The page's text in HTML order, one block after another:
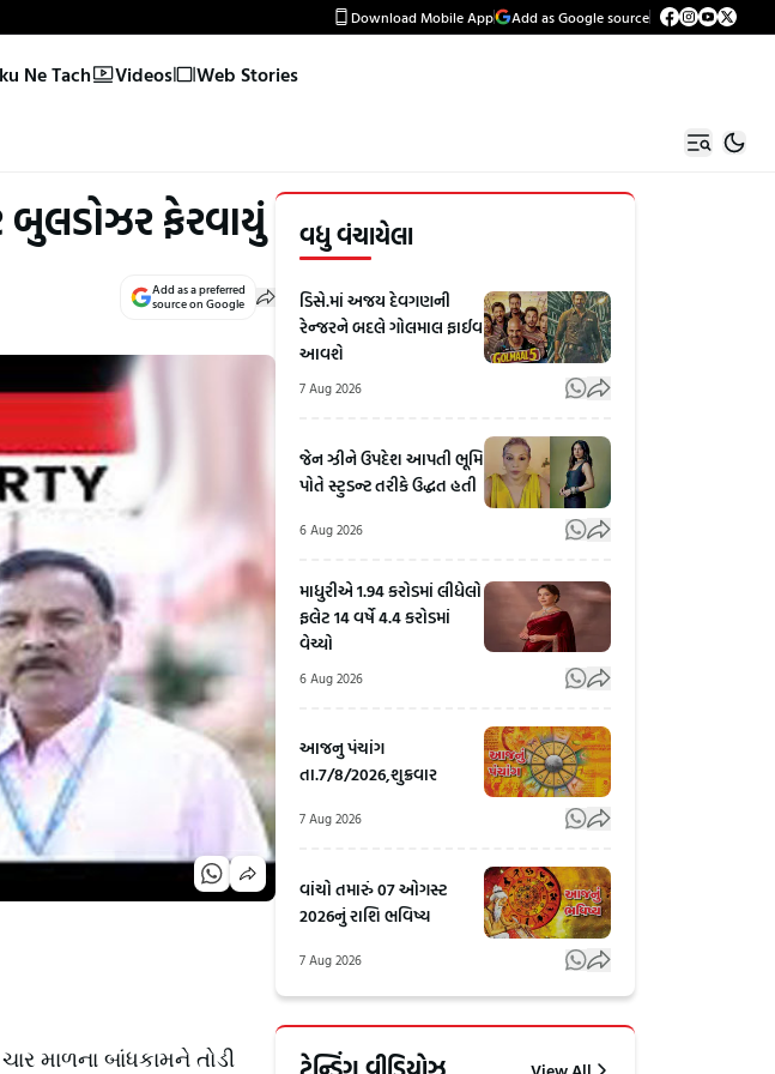
Download Mobile App Add as Google source
Ne Tach Videos Web Stories
બુલડોઝર ફેરવાયું
Add as a preferred
source on Google
માળના બાંધકામને તોડી
વધુ વંચાયેલા
ડિસે.માં અજય દેવગણની
રેન્જરને બદલે ગોલમાલ ફાઈવ
આવશે
7 Aug 2026
જેન ઝીને ઉપદેશ આપતી ભૂમિ
પોતે સ્ટુડન્ટ તરીકે ઉદ્ધત હતી
6 Aug 2026
માધુરીએ 1.94 કરોડમાં લીધેલો
ફલેટ 14 વર્ષે 4.4 કરોડમાં
વેચ્યો
6 Aug 2026
આજનુ પંચાંગ
તા.7/8/2026,શુક્રવાર
7 Aug 2026
વાંચો તમારું 07 ઓગસ્ટ
2026નું રાશિ ભવિષ્ય
7 Aug 2026
Rahul
Gandhi's
અલમોડાના
રવિ ટમ્ટાએ